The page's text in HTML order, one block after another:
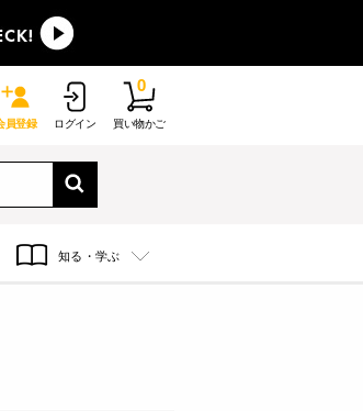
員登録 ログイン 買い物かご
0
知る・学ぶ